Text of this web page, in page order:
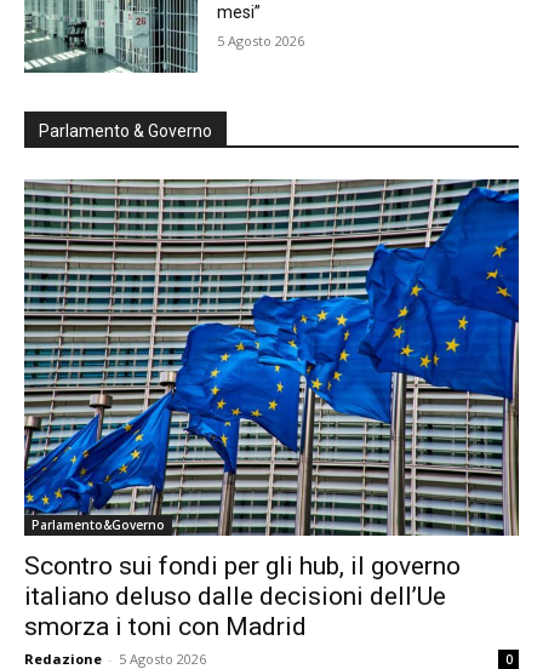
mesi”
5 Agosto 2026
Parlamento & Governo
Parlamento&Governo
Scontro sui fondi per gli hub, il governo
italiano deluso dalle decisioni dell’Ue
smorza i toni con Madrid
Redazione - 5 Agosto 2026 0